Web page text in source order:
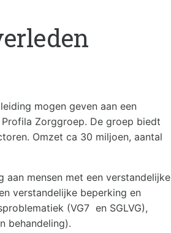
mogen geven aan een
Zorggroep. De groep biedt
Omzet ca 30 miljoen, aantal
aan mensen met een verstandelijke
verstandelijke beperking en
(VG7 en SGLVG),
behandeling).